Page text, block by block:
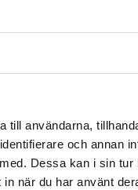
till användarna,
och annan
Dessa kan i sin tur
när du har använt
Wash Vanilla &
ORIGINAL SOURCE
1,95 €